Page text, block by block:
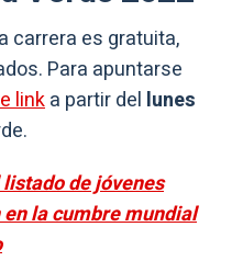
carrera es gratuita,
Para apuntarse
linka partir del lunes
de jóvenes
la cumbre mundial